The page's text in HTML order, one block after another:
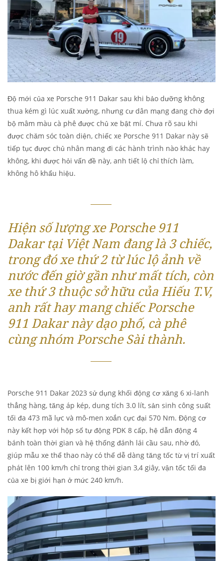
Độ mới của xe Porsche 911 Dakar sau khi bảo dưỡng không
thua kém gì lúc xuất xưởng, nhưng cư dân mạng đang chờ đợi
bộ mâm màu cà phê được chủ xe bật mí. Chưa rõ sau khi
được chăm sóc toàn diện, chiếc xe Porsche 911 Dakar này sẽ
tiếp tục được chủ nhân mang đi các hành trình nào khác hay
không, khi được hỏi vấn đề này, anh tiết lộ chỉ thích làm,
không hô khẩu hiệu.
Hiện số lượng xe Porsche 911
Dakar tại Việt Nam đang là 3 chiếc,
trong đó xe thứ 2 từ lúc lộ ảnh về
nước đến giờ gần như mất tích, còn
xe thứ 3 thuộc sở hữu của Hiếu T.V,
anh rất hay mang chiếc Porsche
911 Dakar này dạo phố, cà phê
cùng nhóm Porsche Sài thành.
Porsche 911 Dakar 2023 sử dụng khối động cơ xăng 6 xi-lanh
thẳng hàng, tăng áp kép, dung tích 3.0 lít, sản sinh công suất
tối đa 473 mã lực và mô-men xoắn cực đại 570 Nm. Động cơ
này kết hợp với hộp số tự động PDK 8 cấp, hệ dẫn động 4
bánh toàn thời gian và hệ thống đánh lái cầu sau, nhờ đó,
giúp mẫu xe thể thao này có thể dễ dàng tăng tốc từ vị trí xuất
phát lên 100 km/h chỉ trong thời gian 3,4 giây, vận tốc tối đa
của xe bị giới hạn ở mức 240 km/h.